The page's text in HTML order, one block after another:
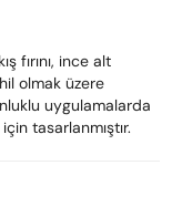
fırını, ince alt
olmak üzere
uygulamalarda
tasarlanmıştır.